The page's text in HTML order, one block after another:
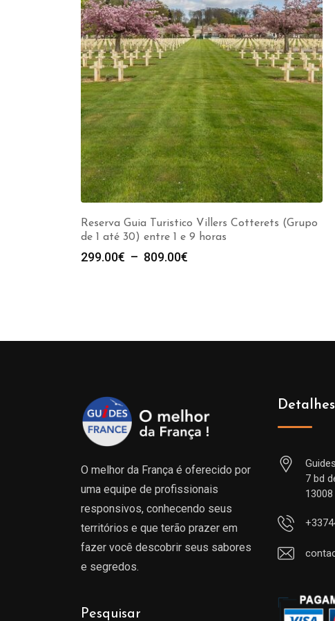
Reserva Guia Turistico Villers Cotterets (Grupo
de 1 até 30) entre 1 e 9 horas
299.00€ – 809.00€
O melhor da França é oferecido por
uma equipe de profissionais
responsivos, conhecendo seus
territórios e que terão prazer em
fazer você descobrir seus sabores
e segredos.
Pesquisar
7 bd
13008